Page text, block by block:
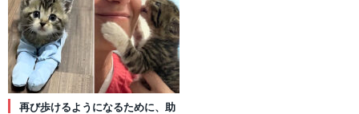
再び歩けるようになるために、助